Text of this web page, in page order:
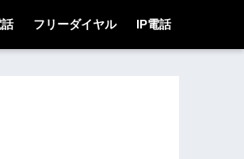
フリーダイヤル IP電話